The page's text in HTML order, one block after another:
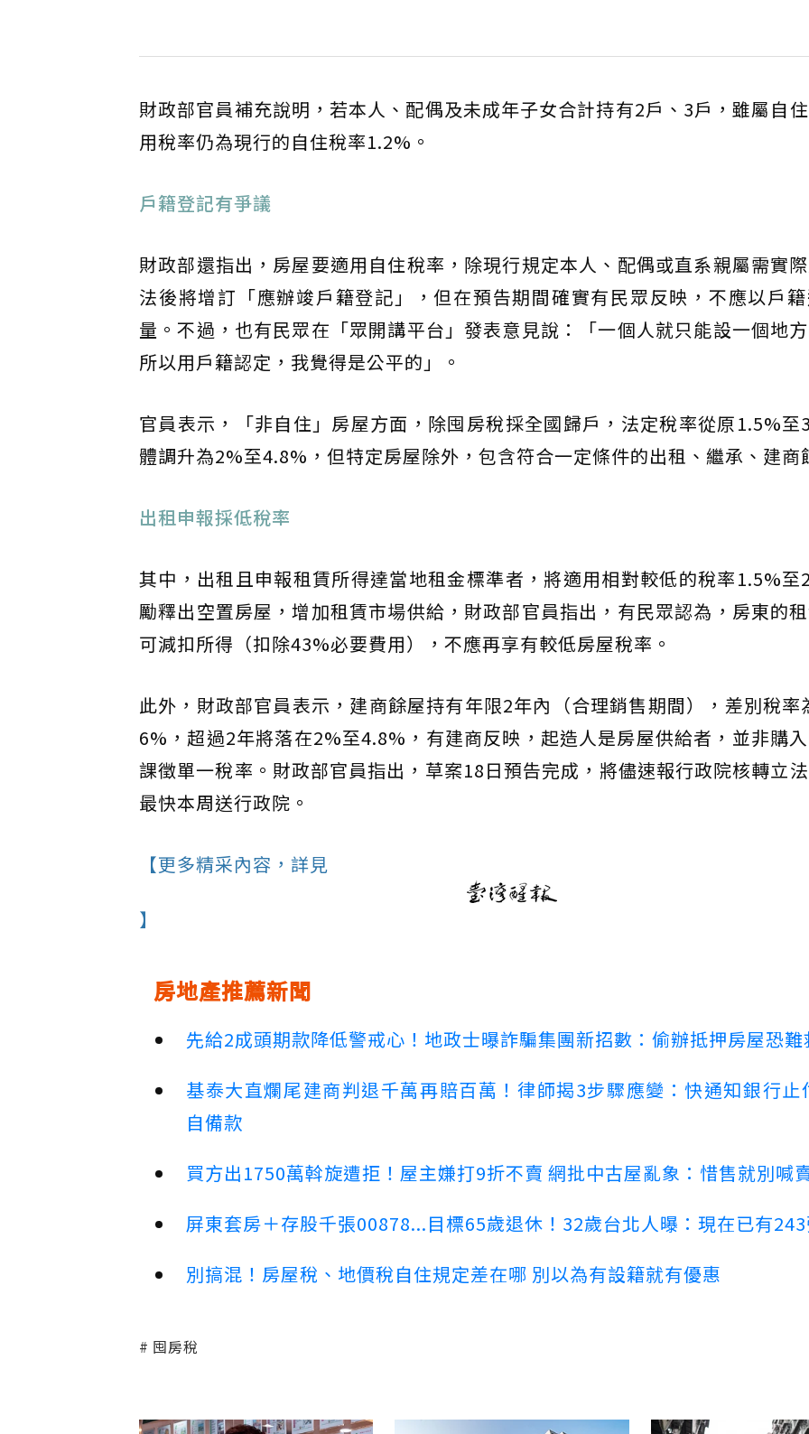
財政部官員補充說明，若本人、配偶及未成年子女合計持有2戶、3戶，雖屬自
用稅率仍為現行的自住稅率1.2%。
戶籍登記有爭議
財政部還指出，房屋要適用自住稅率，除現行規定本人、配偶或直系親屬需實
法後將增訂「應辦竣戶籍登記」，但在預告期間確實有民眾反映，不應以戶
量。不過，也有民眾在「眾開講平台」發表意見說：「一個人就只能設一個地方
所以用戶籍認定，我覺得是公平的」。
官員表示，「非自住」房屋方面，除囤房稅採全國歸戶，法定稅率從原1.5%至
體調升為2%至4.8%，但特定房屋除外，包含符合一定條件的出租、繼承、建商
出租申報採低稅率
其中，出租且申報租賃所得達當地租金標準者，將適用相對較低的稅率1.5%至
勵釋出空置房屋，增加租賃市場供給，財政部官員指出，有民眾認為，房東的
可減扣所得（扣除43%必要費用），不應再享有較低房屋稅率。
此外，財政部官員表示，建商餘屋持有年限2年內（合理銷售期間），差別稅率
6%，超過2年將落在2%至4.8%，有建商反映，起造人是房屋供給者，並非購
課徵單一稅率。財政部官員指出，草案18日預告完成，將儘速報行政院核轉立法
最快本周送行政院。
【更多精采內容，詳見
】
房地產推薦新聞
先給2成頭期款降低警戒心！地政士曝詐騙集團新招數：偷辦抵押房屋恐難
基泰大直爛尾建商判退千萬再賠百萬！律師揭3步驟應變：快通知銀行止
自備款
買方出1750萬斡旋遭拒！屋主嫌打9折不賣 網批中古屋亂象：惜售就別喊
屏東套房＋存股千張00878...目標65歲退休！32歲台北人曝：現在已有
別搞混！房屋稅、地價稅自住規定差在哪 別以為有設籍就有優惠
囤房稅